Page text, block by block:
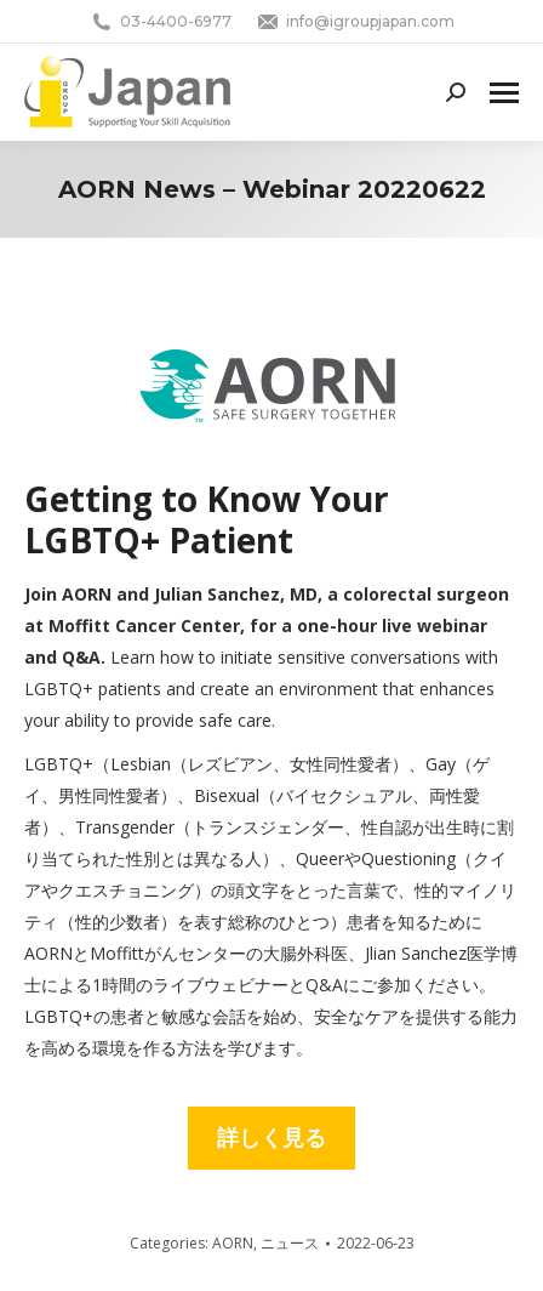
03-4400-6977 info@igroupjapan.com
Search:
AORN News – Webinar 20220622
Getting to Know Your
LGBTQ+ Patient
Join AORN and Julian Sanchez, MD, a colorectal surgeon
at Moffitt Cancer Center, for a one-hour live webinar
and Q&A. Learn how to initiate sensitive conversations with
LGBTQ+ patients and create an environment that enhances
your ability to provide safe care.
LGBTQ+（Lesbian（レズビアン、女性同性愛者）、Gay（ゲ
イ、男性同性愛者）、Bisexual（バイセクシュアル、両性愛
者）、Transgender（トランスジェンダー、性自認が出生時に割
り当てられた性別とは異なる人）、QueerやQuestioning（クイ
アやクエスチョニング）の頭文字をとった言葉で、性的マイノリ
ティ（性的少数者）を表す総称のひとつ）患者を知るために
AORNとMoffittがんセンターの大腸外科医、Jlian Sanchez医学博
士による1時間のライブウェビナーとQ&Aにご参加ください。
LGBTQ+の患者と敏感な会話を始め、安全なケアを提供する能力
を高める環境を作る方法を学びます。
詳しく見る
Categories: AORN, ニュース 2022-06-23